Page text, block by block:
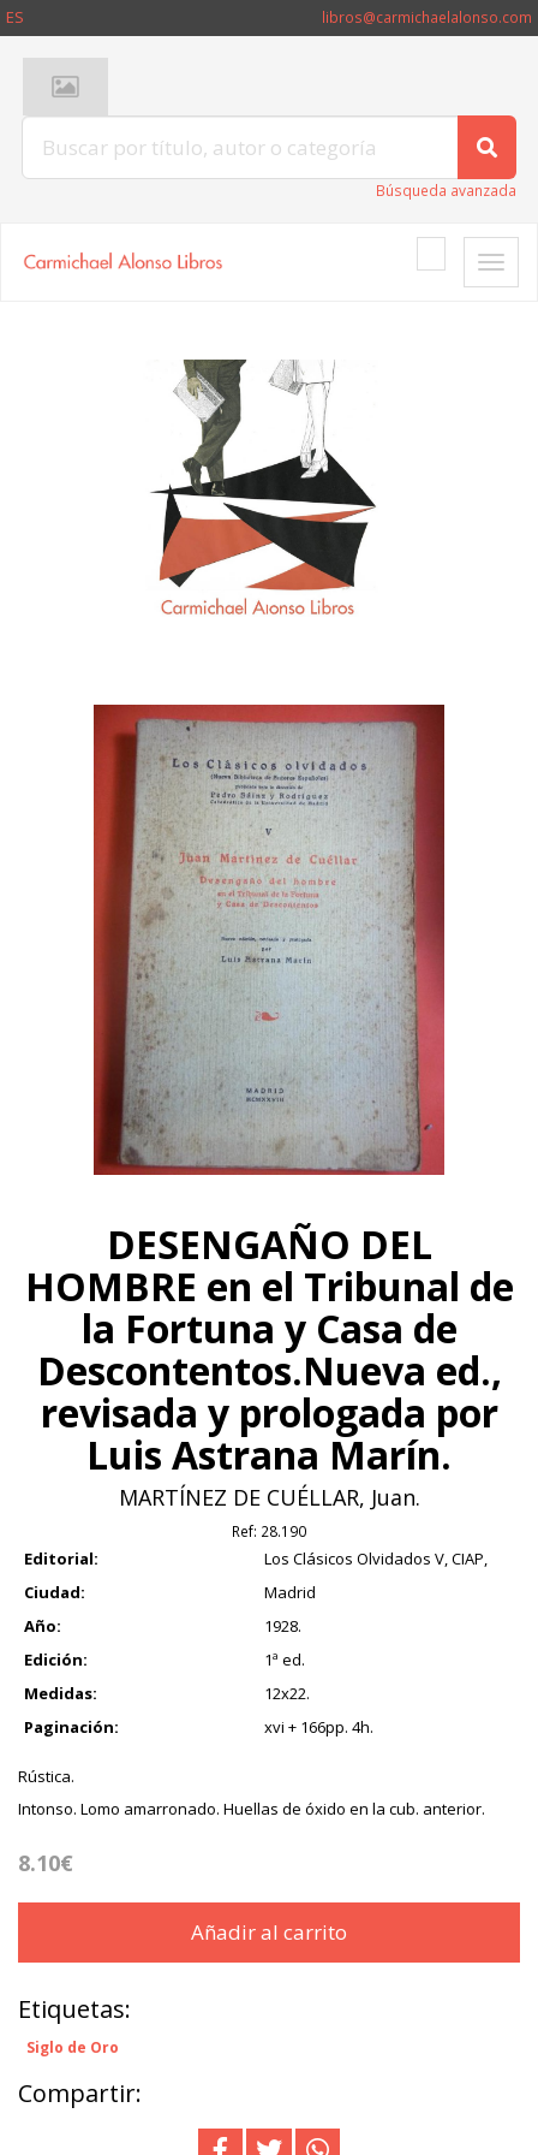
ES libros@carmichaelalonso.com
Búsqueda avanzada
Toggle
DESENGAÑO DEL
HOMBRE en el Tribunal de
la Fortuna y Casa de
Descontentos.Nueva ed.,
revisada y prologada por
Luis Astrana Marín.
MARTÍNEZ DE CUÉLLAR, Juan.
Ref: 28.190
Editorial:
Los Clásicos Olvidados V, CIAP,
Ciudad:
Madrid
Año:
1928.
Edición:
1ª ed.
Medidas:
12x22.
Paginación:
xvi + 166pp. 4h.
Rústica.
Intonso. Lomo amarronado. Huellas de óxido en la cub. anterior.
8.10€
Añadir al carrito
Etiquetas:
Siglo de Oro
Compartir: